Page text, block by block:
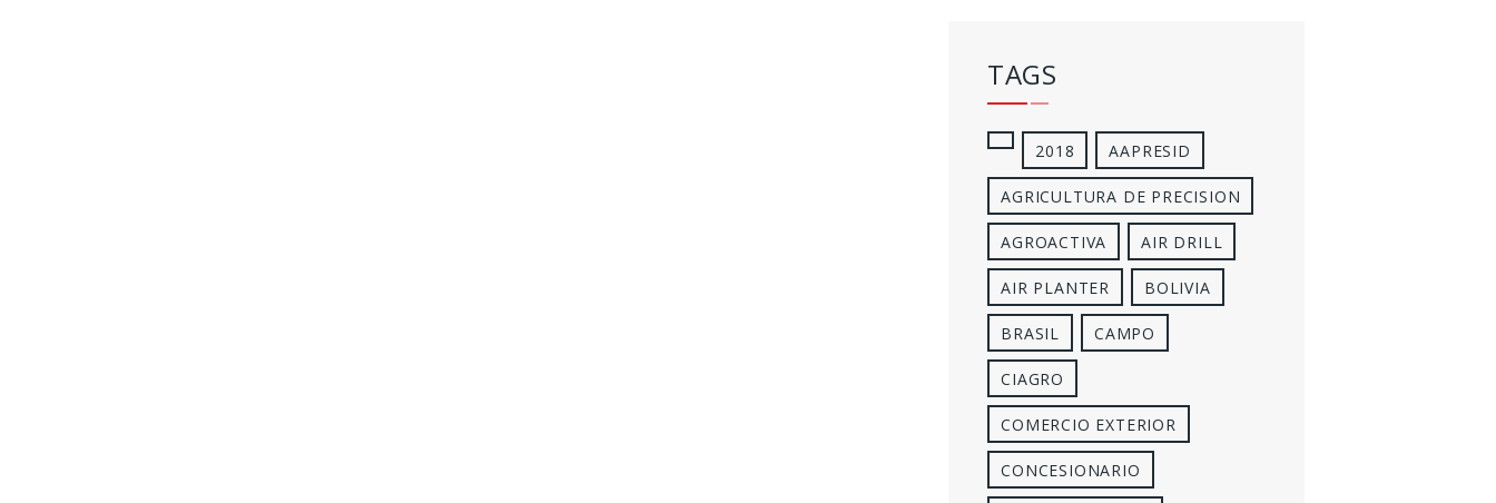
TAGS
2018 AAPRESID
AGRICULTURA DE PRECISION
AGROACTIVA AIR DRILL
AIR PLANTER BOLIVIA
BRASIL CAMPO
CIAGRO
COMERCIO EXTERIOR
CONCESIONARIO